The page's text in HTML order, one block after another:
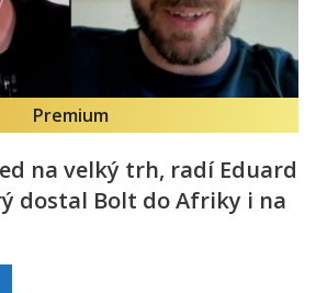
Premium
na velký trh, radí Eduard
dostal Bolt do Afriky i na